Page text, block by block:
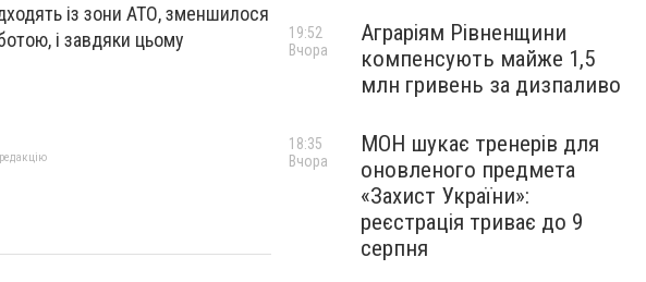
із зони АТО, зменшилося
і завдяки цьому
Аграріям Рівненщини
компенсують майже 1,5
млн гривень за дизпаливо
19:52
Вчора
МОН шукає тренерів для
оновленого предмета
«Захист України»:
реєстрація триває до 9
серпня
18:35
Вчора